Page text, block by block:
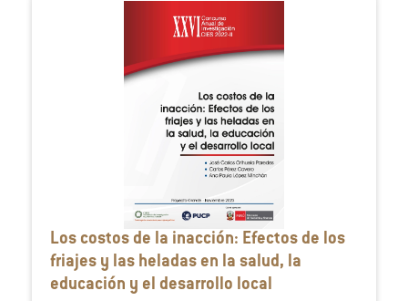
Los costos de la inacción: Efectos de los
friajes y las heladas en la salud, la
educación y el desarrollo local